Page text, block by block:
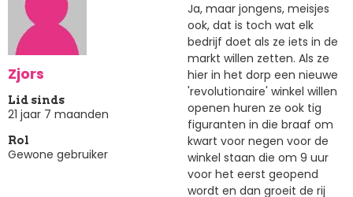
Zjors
Lid sinds
21 jaar 7 maanden
Rol
Gewone gebruiker
Ja, maar jongens, meisjes
ook, dat is toch wat elk
bedrijf doet als ze iets in de
markt willen zetten. Als ze
hier in het dorp een nieuwe
'revolutionaire' winkel willen
openen huren ze ook tig
figuranten in die braaf om
kwart voor negen voor de
winkel staan die om 9 uur
voor het eerst geopend
wordt en dan groeit de rij